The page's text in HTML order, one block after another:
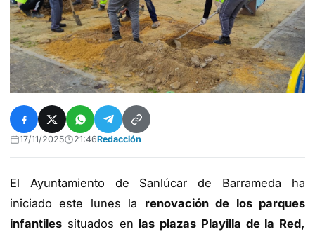
17/11/2025 21:46Redacción
El Ayuntamiento de Sanlúcar de Barrameda ha
iniciado este lunes la renovación de los parques
infantiles situados en las plazas Playilla de la Red,